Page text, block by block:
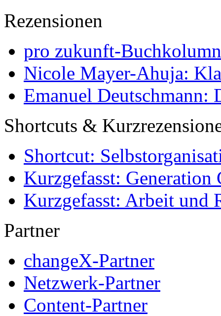
Rezensionen
pro zukunft-
Nicole Mayer-Ahuja:
Emanuel Deutschmann:
Shortcuts &
Shortcut:
Kurzgefasst: Generation
Kurzgefasst: Arbeit und
Partner
changeX-Partner
Netzwerk-Partner
Content-Partner